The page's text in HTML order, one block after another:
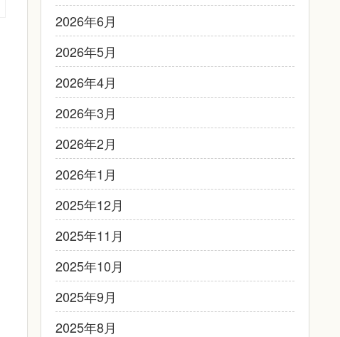
2026年6月
2026年5月
2026年4月
2026年3月
2026年2月
2026年1月
2025年12月
2025年11月
2025年10月
2025年9月
2025年8月